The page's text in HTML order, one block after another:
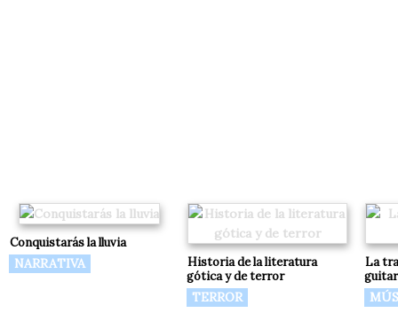
Conquistarás la lluvia
NARRATIVA
Historia de la literatura
gótica y de terror
TERROR
La